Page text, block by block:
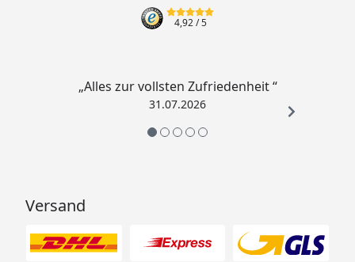
4,92/ 5
„Alles zur vollsten Zufriedenheit “
31.07.2026
Versand